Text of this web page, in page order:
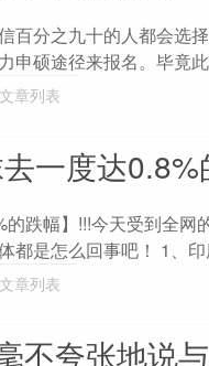
百分之九十的人都会选
申硕途径来报名。毕竟
文章列表
一度达0.8%
的跌幅】!!!今天受到全
都是怎么回事吧！ 1、印
文章列表
不夸张地说